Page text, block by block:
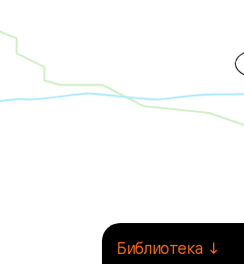
Библиотека ↓